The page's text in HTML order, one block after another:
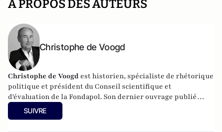
A PROPOS DES AUTEURS
Christophe de Voogd
Christophe de Voogd est historien, spécialiste de rhétorique
politique et président du Conseil scientifique et
d'évaluation de la Fondapol. Son dernier ouvrage publié
est
Victoire populiste aux Pays-Bas, spécificité nationale ou
paradigme européen
SUIVRE